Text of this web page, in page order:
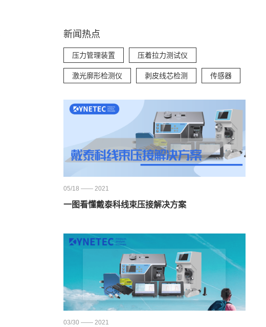
新闻热点
压力管理装置 压着拉力测试仪
激光廓形检测仪 剥皮线芯检测 传感器
05/18 —— 2021
一图看懂戴泰科线束压接解决方案
03/30 —— 2021